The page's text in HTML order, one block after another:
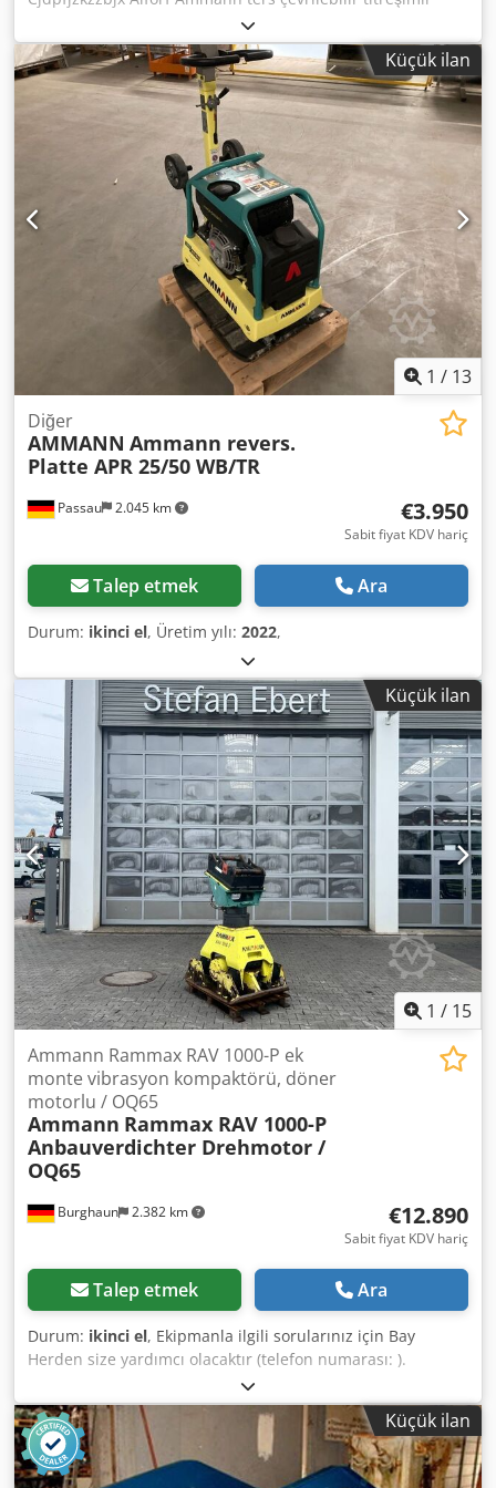
plaka APR 40/60 EQ: 100563147 Üretim Yılı: 2023 Ammann
ters çevrilebilir titreşimli plaka APR 40/60 EQ: 100563148
Üretim Yılı: 2023 Veriler: Motor: Hatz / Dizel Makine ağırlığı:
284 kg Sıkıştırma genişliği: 600 mm
Küçük ilan
1 / 13
Passau 2.045 km
Diğer
AMMANN Ammann revers.
Platte APR 25/50 WB/TR
€3.950
Sabit fiyat KDV hariç
Talep etmek Ara
Durum: ikinci el, Üretim yılı: 2022,
Küçük ilan
1 / 15
Burghaun 2.382 km
Ammann Rammax RAV 1000-P ek
monte vibrasyon kompaktörü, döner
motorlu / OQ65
Ammann Rammax RAV 1000-P
Anbauverdichter Drehmotor /
OQ65
€12.890
Sabit fiyat KDV hariç
Talep etmek Ara
Durum: ikinci el, Ekipmanla ilgili sorularınız için Bay
Herden size yardımcı olacaktır (telefon numarası: ).
Ammann Rammax RAV 1000-P, monte edilebilir sıkıştırma
makinesi / OilQuick OQ65 dahil / döner motor dahil / 18 –
40 ton / üretim yılı yaklaşık 2007 – ne yazık ki artık üzerinde
bir model etiketi bulunmuyor / stokta ve hemen
kullanılabilir Fiyat: 12.890,00 € (net) / 15.339,10 € (brüt) -
Küçük ilan